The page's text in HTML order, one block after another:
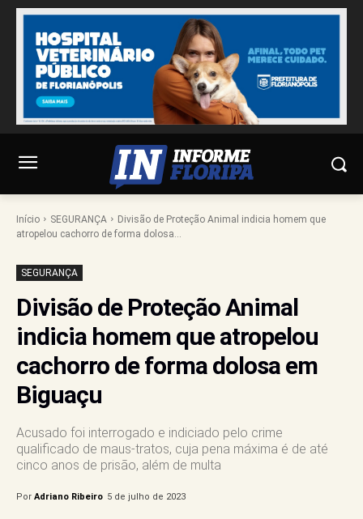
Início SEGURANÇA
Divisão de Proteção Animal indicia homem que
atropelou cachorro de forma dolosa...
SEGURANÇA
Divisão de Proteção Animal
indicia homem que atropelou
cachorro de forma dolosa em
Biguaçu
Acusado foi interrogado e indiciado pelo crime
qualificado de maus-tratos, cuja pena máxima é de até
cinco anos de prisão, além de multa
Por Adriano Ribeiro 5 de julho de 2023